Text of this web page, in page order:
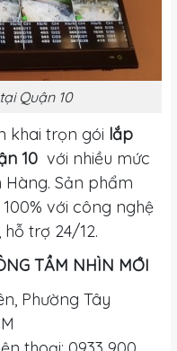
Quận 10
khai trọn gói lắp
10 với nhiều mức
Sản phẩm
với công nghệ
trợ 24/12.
TẦM NHÌN MỚI
Phường Tây